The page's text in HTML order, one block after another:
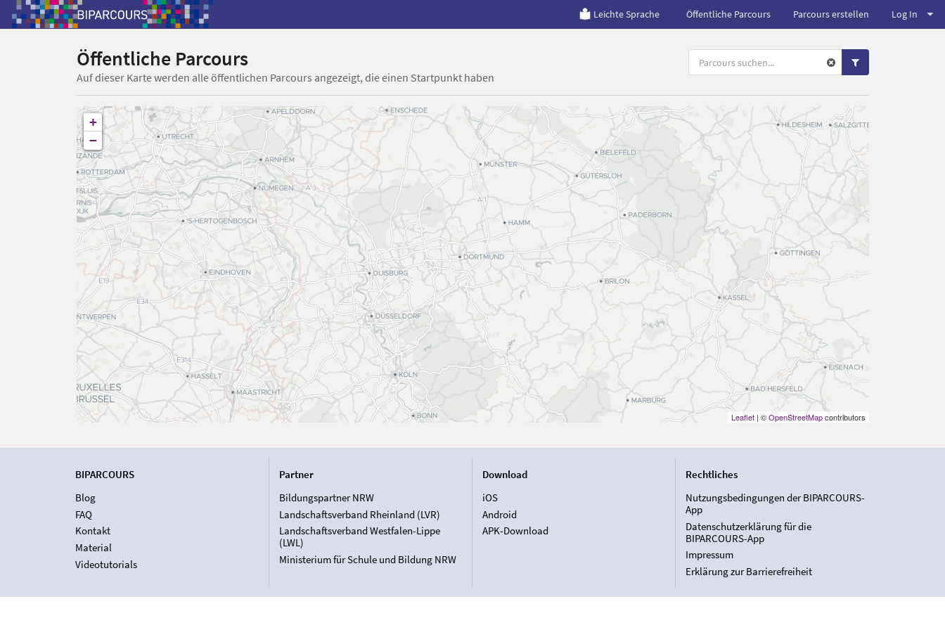
Leichte Sprache Öffentliche Parcours Parcours erstellen Log In
Öffentliche Parcours
Auf dieser Karte werden alle öffentlichen Parcours angezeigt, die einen Startpunkt haben
+
−
Leaflet| ©OpenStreetMapcontributors
BIPARCOURS
Blog
FAQ
Kontakt
Material
Videotutorials
Partner
Bildungspartner NRW
Landschaftsverband Rheinland (LVR)
Landschaftsverband Westfalen-Lippe
(LWL)
Ministerium für Schule und Bildung NRW
Download
iOS
Android
APK-Download
Rechtliches
Nutzungsbedingungen der BIPARCOURS-
App
Datenschutzerklärung für die
BIPARCOURS-App
Impressum
Erklärung zur Barrierefreiheit